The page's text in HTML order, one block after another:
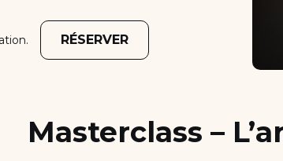
RÉSERVER
Masterclass –